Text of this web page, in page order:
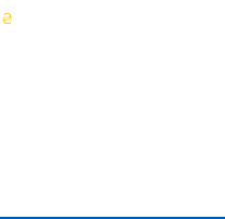
₴